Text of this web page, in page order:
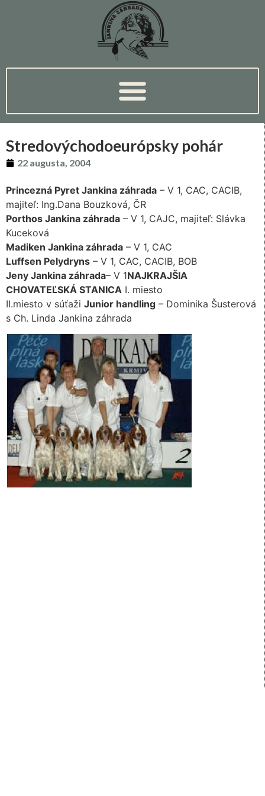
Stredovýchodoeurópsky pohár
22 augusta, 2004
Princezná Pyret Jankina záhrada – V 1, CAC, CACIB,
majiteľ: Ing.Dana Bouzková, ČR
Porthos Jankina záhrada – V 1, CAJC, majiteľ: Slávka
Kuceková
Madiken Jankina záhrada – V 1, CAC
Luffsen Pelydryns – V 1, CAC, CACIB, BOB
Jeny Jankina záhrada– V 1NAJKRAJŠIA
CHOVATEĽSKÁ STANICA I. miesto
II.miesto v súťaži Junior handling – Dominika Šusterová
s Ch. Linda Jankina záhrada